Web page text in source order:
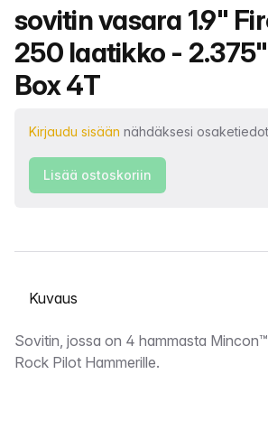
Tuotteen nimi
sovitin vasara 1.9"
250 laatikko - 2.375"
Box 4T
Kirjaudu sisään nähdäksesi osaketiedot
Lisää ostoskoriin
Valitse välilehti
Kuvaus
Sovitin, jossa on 4 hammasta
Rock Pilot Hammerille.